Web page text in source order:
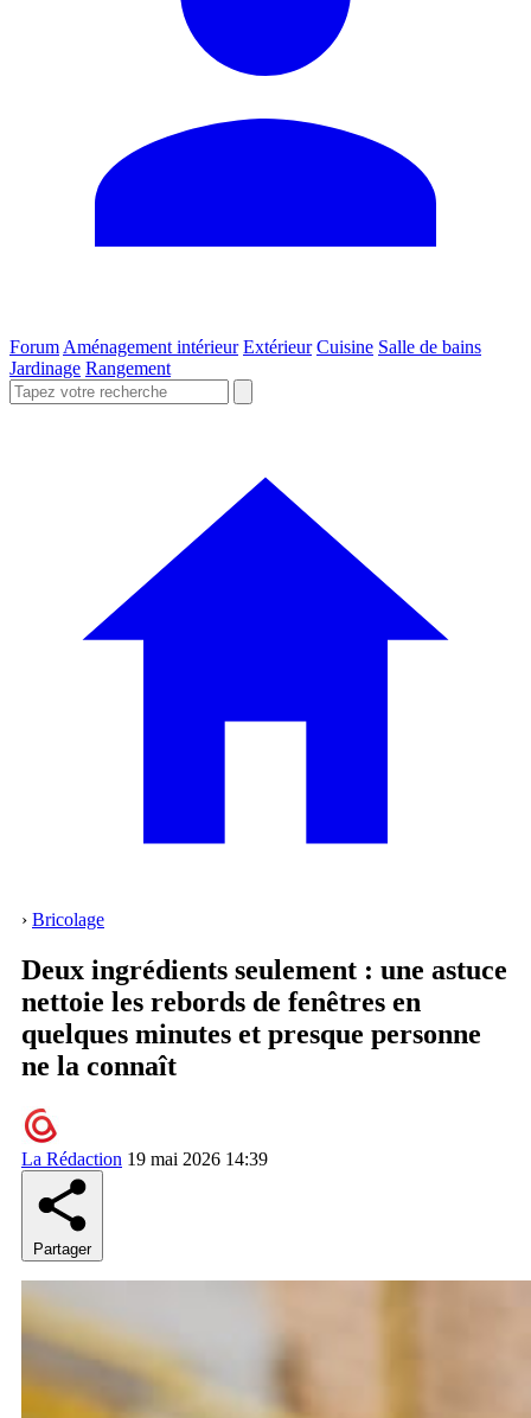
Forum Aménagement intérieur Extérieur Cuisine Salle de bains
Jardinage Rangement
› Bricolage
Deux ingrédients seulement : une astuce
nettoie les rebords de fenêtres en
quelques minutes et presque personne
ne la connaît
La Rédaction 19 mai 2026 14:39
Partager